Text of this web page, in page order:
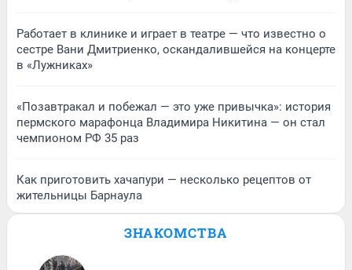
Работает в клинике и играет в театре — что известно о
сестре Вани Дмитриенко, оскандалившейся на концерте
в «Лужниках»
«Позавтракал и побежал — это уже привычка»: история
пермского марафонца Владимира Никитина — он стал
чемпионом РФ 35 раз
Как приготовить хачапури — несколько рецептов от
жительницы Барнаула
ЗНАКОМСТВА